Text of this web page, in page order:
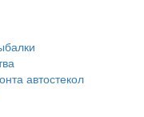
автостекол